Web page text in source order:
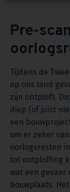
Pre-
Tijdens de
op ons land
zijn ontploft.
diep (of juist
een
om er zeker
oorlogsresten
tot ontploffing
wat een gevaar
bouwplaats.